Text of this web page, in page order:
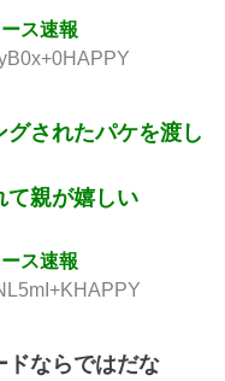
ス速報
されたパケを渡し
て親が嬉しい
ス速報
ドならではだな